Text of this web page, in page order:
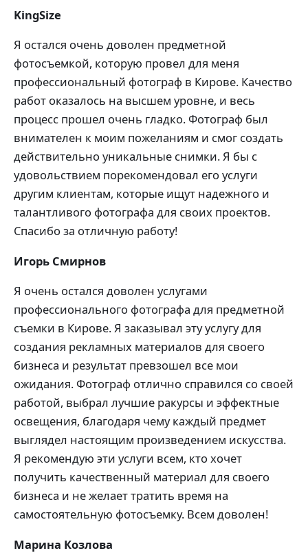
KingSize
Я остался очень доволен предметной
фотосъемкой, которую провел для меня
профессиональный фотограф в Кирове. Качество
работ оказалось на высшем уровне, и весь
процесс прошел очень гладко. Фотограф был
внимателен к моим пожеланиям и смог создать
действительно уникальные снимки. Я бы с
удовольствием порекомендовал его услуги
другим клиентам, которые ищут надежного и
талантливого фотографа для своих проектов.
Спасибо за отличную работу!
Игорь Смирнов
Я очень остался доволен услугами
профессионального фотографа для предметной
съемки в Кирове. Я заказывал эту услугу для
создания рекламных материалов для своего
бизнеса и результат превзошел все мои
ожидания. Фотограф отлично справился со своей
работой, выбрал лучшие ракурсы и эффектные
освещения, благодаря чему каждый предмет
выглядел настоящим произведением искусства.
Я рекомендую эти услуги всем, кто хочет
получить качественный материал для своего
бизнеса и не желает тратить время на
самостоятельную фотосъемку. Всем доволен!
Марина Козлова